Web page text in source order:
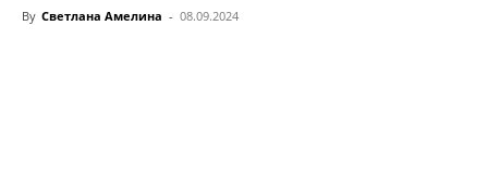
By Светлана Амелина - 08.09.2024